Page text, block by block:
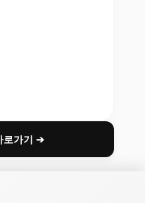
가기 ➔